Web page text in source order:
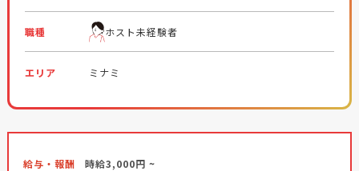
職種 ホスト未経験者
エリア ミナミ
給与・報酬 時給3,000円 ~